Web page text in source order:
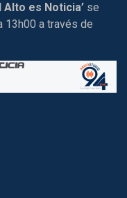
Alto es Noticia’ se
13h00 a través de